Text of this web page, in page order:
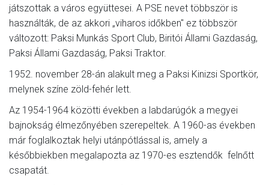
játszottak a város együttesei. A PSE nevet többször is
használták, de az akkori „viharos időkben" ez többször
változott: Paksi Munkás Sport Club, Biritói Állami Gazdaság,
Paksi Állami Gazdaság, Paksi Traktor.
1952. november 28-án alakult meg a Paksi Kinizsi Sportkör,
melynek színe zöld-fehér lett.
Az 1954-1964 közötti években a labdarúgók a megyei
bajnokság élmezőnyében szerepeltek. A 1960-as években
már foglalkoztak helyi utánpótlással is, amely a
későbbiekben megalapozta az 1970-es esztendők felnőtt
csapatát.